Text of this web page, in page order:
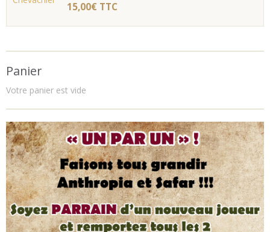
15,00€ TTC
Panier
Votre panier est vide